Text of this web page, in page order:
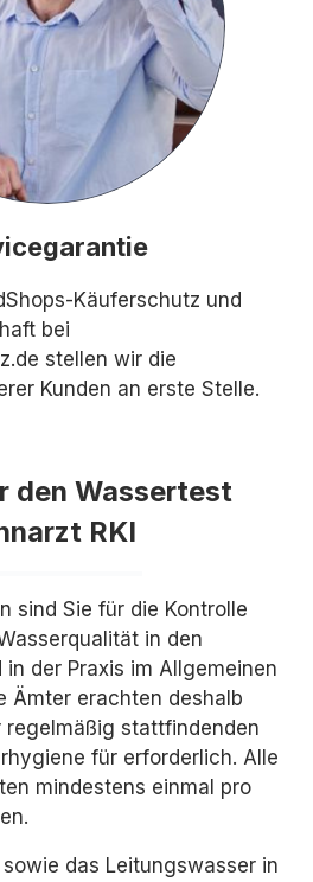
Käuferschutz und
bei
stellen wir die
Kunden an erste Stelle.
den Wassertest
RKI
sind Sie für die Kontrolle
in den
der Praxis im Allgemeinen
Ämter erachten deshalb
regelmäßig stattfindenden
für erforderlich. Alle
mindestens einmal pro
das Leitungswasser in